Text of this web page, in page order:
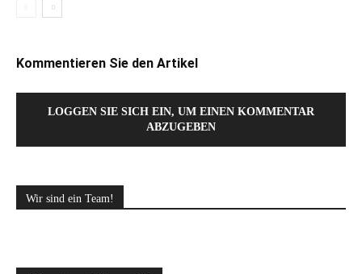
Kommentieren Sie den Artikel
LOGGEN SIE SICH EIN, UM EINEN KOMMENTAR
ABZUGEBEN
Wir sind ein Team!